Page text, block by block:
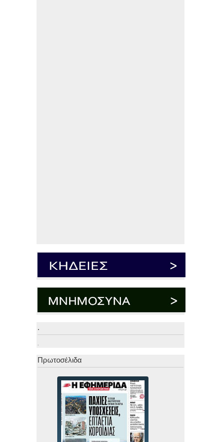
.
Πρωτοσέλιδα